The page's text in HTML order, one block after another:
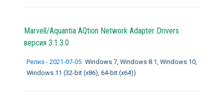
Marvell/Aquantia AQtion Network Adapter Drivers
версия 3.1.3.0
Релиз - 2021-07-05 Windows 7, Windows 8.1, Windows 10,
Windows 11 (32-bit (x86), 64-bit (x64))